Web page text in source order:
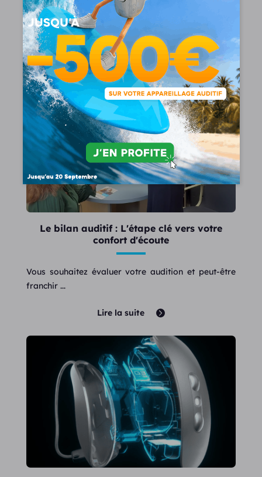
Vous recherchez le meilleur appareil auditif ? Celui-
ci doit...
Lire la suite
Le bilan auditif : L'étape clé vers votre
confort d'écoute
Vous souhaitez évaluer votre audition et peut-être
franchir ...
Lire la suite